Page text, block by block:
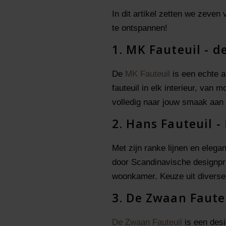
In dit artikel zetten we zeven
te ontspannen!
1. MK Fauteuil -
De MK Fauteuil
is een echte
fauteuil in elk interieur, van
volledig naar jouw smaak
2. Hans Fauteuil -
Met zijn ranke lijnen en
door Scandinavische
woonkamer. Keuze uit
3. De Zwaan
De Zwaan Fauteuil is een